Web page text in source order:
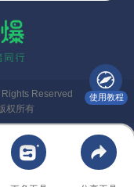
Reserved
权所有
使用教程